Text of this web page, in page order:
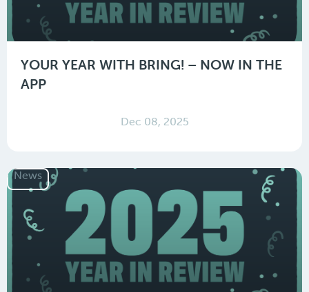
YOUR YEAR WITH BRING! – NOW IN THE
APP
Dec 08, 2025
News